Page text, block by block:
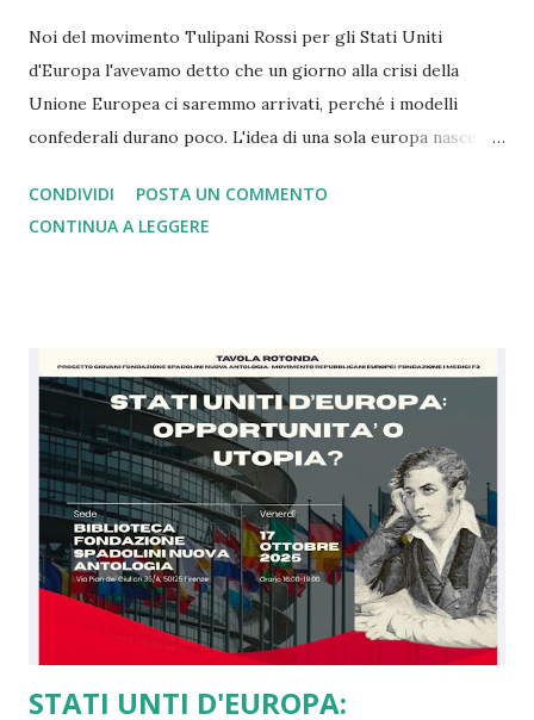
Noi del movimento Tulipani Rossi per gli Stati Uniti
d'Europa l'avevamo detto che un giorno alla crisi della
Unione Europea ci saremmo arrivati, perché i modelli
confederali durano poco. L'idea di una sola europa nasce
mondiale dove i nazisti vennero sconfitti grazie a Churchill
che comprese, a differenza di Chamberlain, il rischio. Oggi
lasciare. Ebbene siamo arrivati al punto che dopo 4 anni di
guerra in Ucraina gli Usa e la Russia sono de facto uniti
contro il modello di Unione Europea in una logica, a mio
modesto parere, di imperi in crisi. Ebbene se da un lato
questa cosa mi amareggia, essendo io da sempre grato agli
americani per il sostegno dato contro i nazisti e per il loro
concetto di libertà, dall'altro tale scelta ci rende...
CONDIVIDI
POSTA UN COMMENTO
CONTINUA A LEGGERE
STATI UNTI D'EUROPA: